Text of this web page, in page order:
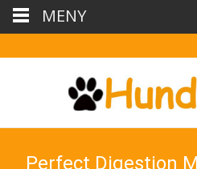
Perfect Digestion
MENY